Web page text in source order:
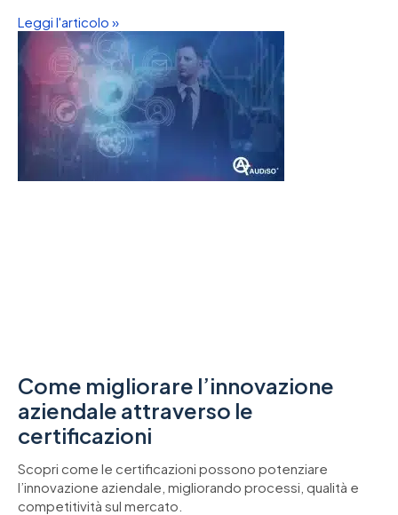
Leggi l'articolo »
Come migliorare l’innovazione
aziendale attraverso le
certificazioni
Scopri come le certificazioni possono potenziare
l’innovazione aziendale, migliorando processi, qualità e
competitività sul mercato.